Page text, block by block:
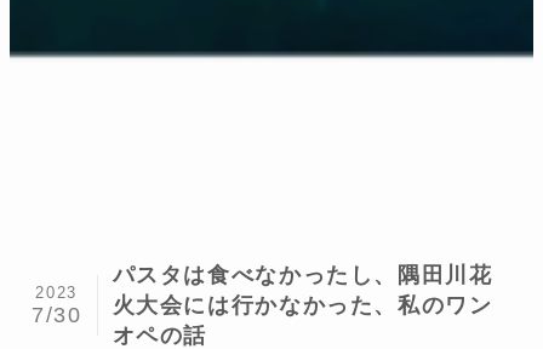
パスタは食べなかったし、隅田川花
火大会には行かなかった、私のワン
オペの話
2023
7/30